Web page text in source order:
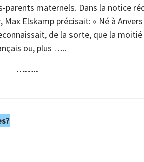
parents maternels. Dans la notice
Elskamp précisait: « Né à
de la sorte, que la moitié
ou, plus …..
……..